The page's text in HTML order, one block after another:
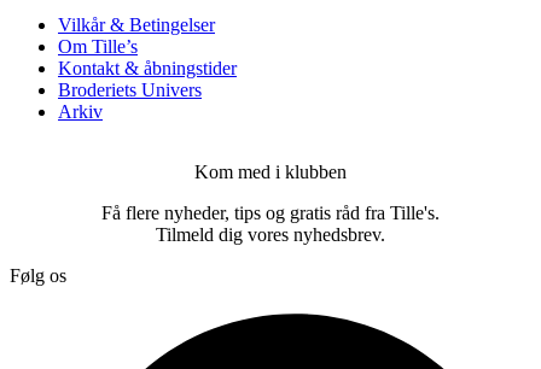
Vilkår & Betingelser
Om Tille’s
Kontakt & åbningstider
Broderiets Univers
Arkiv
Kom med i klubben
Få flere nyheder, tips og gratis råd fra Tille's.
Tilmeld dig vores nyhedsbrev.
Følg os